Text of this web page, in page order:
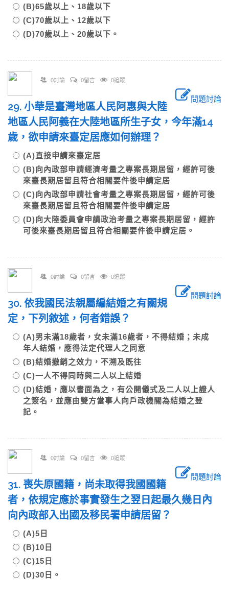
(B)65歲以上、18歲以下
(C)70歲以上、12歲以下
(D)70歲以上、20歲以下。
0討論 0留言 0追蹤
問題討論
29. 小華是臺灣地區人民阿惠與大陸
地區人民阿義在大陸地區所生子女，今年滿14
歲，欲申請來臺定居應如何辦理？
(A)直接申請來臺定居
(B)向內政部申請經濟考量之專案長期居留，經許可後
來臺長期居留且符合相關要件後申請定居
(C)向內政部申請社會考量之專案長期居留，經許可後
來臺長期居留且符合相關要件後申請定居
(D)向大陸委員會申請政治考量之專案長期居留，經許
可後來臺長期居留且符合相關要件後申請定居。
0討論 0留言 0追蹤
問題討論
30. 依我國民法親屬編結婚之有關規
定，下列敘述，何者錯誤？
(A)男未滿18歲者，女未滿16歲者，不得結婚；未成
年人結婚，應得法定代理人之同意
(B)結婚撤銷之效力，不溯及既往
(C)一人不得同時與二人以上結婚
(D)結婚，應以書面為之，有公開儀式及二人以上證人
之簽名，並應由雙方當事人向戶政機關為結婚之登
記。
0討論 0留言 0追蹤
問題討論
31. 喪失原國籍，尚未取得我國國籍
者，依規定應於事實發生之翌日起最久幾日內
向內政部入出國及移民署申請居留？
(A)5日
(B)10日
(C)15日
(D)30日。